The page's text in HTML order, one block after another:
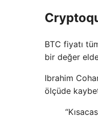
BTC fiyatı
bir değer
Ibrahim
ölçüde